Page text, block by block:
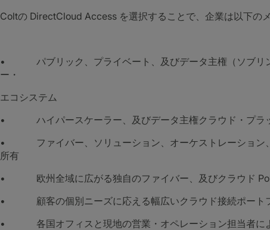
Coltの DirectCloud Access を選択することで、企業は以下の
• パブリック、プライベート、及びデータ主権（ソブリン
ー・
エコシステム
• ハイパースケーラー、及びデータ主権クラウド・プラ
• ファイバー、ソリューション、オーケストレーション、
所有
• 欧州全域に広がる独自のファイバー、及びクラウド PoP
• 顧客の個別ニーズに応える幅広いクラウド接続ポート
• 各国オフィスと現地の営業・オペレーション担当者に